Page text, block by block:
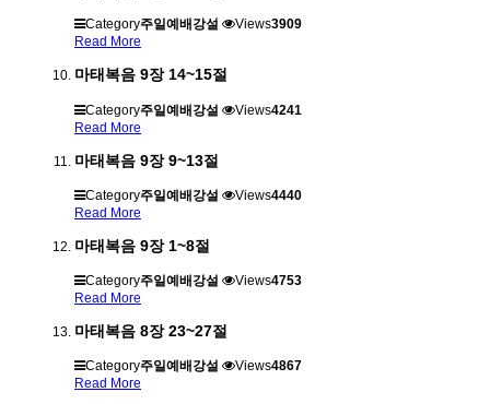
Category주일예배강설 Views3909
Read More
마태복음 9장 14~15절
Category주일예배강설 Views4241
Read More
마태복음 9장 9~13절
Category주일예배강설 Views4440
Read More
마태복음 9장 1~8절
Category주일예배강설 Views4753
Read More
마태복음 8장 23~27절
Category주일예배강설 Views4867
Read More